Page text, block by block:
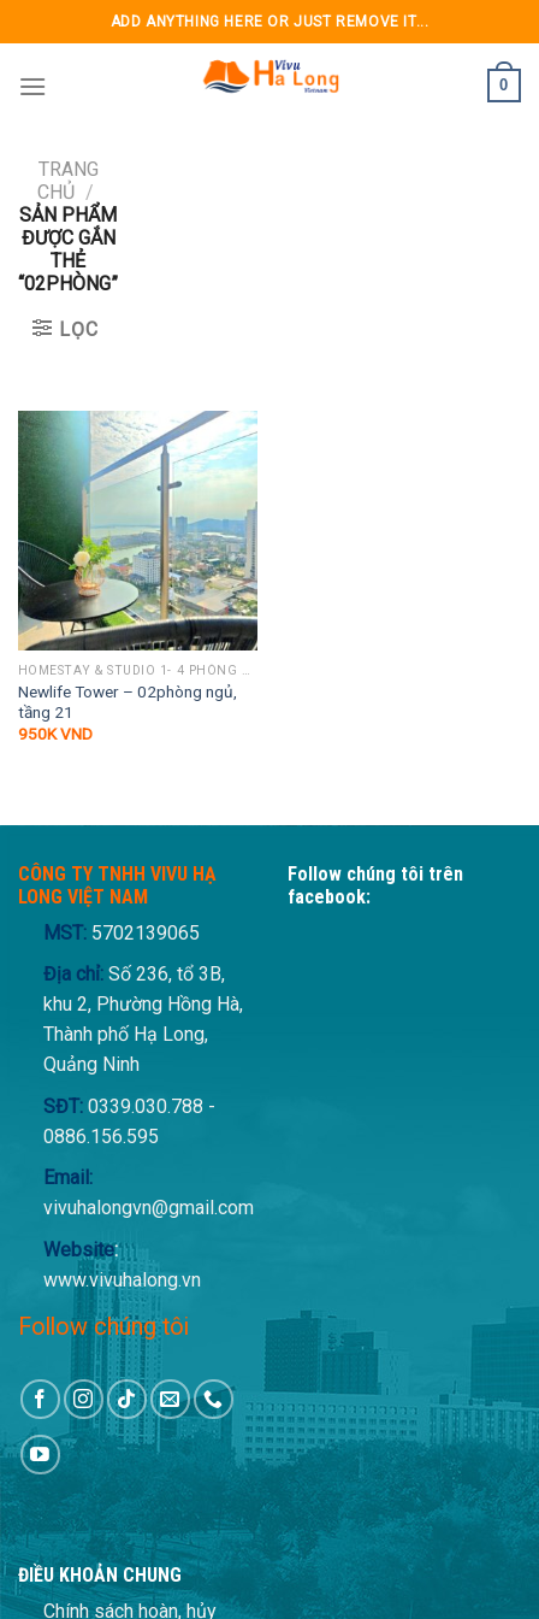
to
content
ADD ANYTHING HERE OR JUST REMOVE IT...
0
TRANG
CHỦ /
SẢN PHẨM
ĐƯỢC GẮN
THẺ
“02PHÒNG”
LỌC
Newlife Tower – 02phòng ngủ,
tầng 21
950KVND
CÔNG TY TNHH VIVU HẠ
LONG VIỆT NAM
MST: 5702139065
Địa chỉ:Số 236, tổ 3B,
khu 2, Phường Hồng Hà,
Thành phố Hạ Long,
Quảng Ninh
SĐT:0339.030.788 -
0886.156.595
Email:
vivuhalongvn@gmail.com
Website:
www.vivuhalong.vn
Follow chúng tôi
Follow chúng tôi trên
facebook:
ĐIỀU KHOẢN CHUNG
Chính sách hoàn, hủy